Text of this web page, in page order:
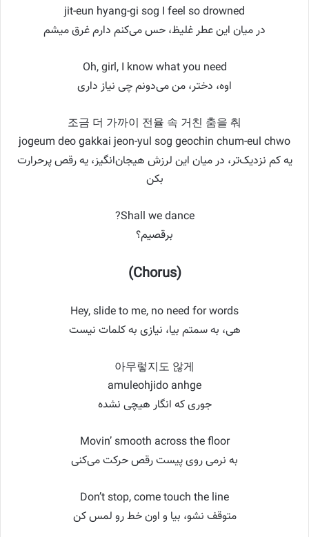
jit-eun hyang-gi sog I feel so drowned
در میان این عطر غلیظ، حس می‌کنم دارم غرق میشم
Oh, girl, I know what you need
اوه، دختر، من می‌دونم چی نیاز داری
조금 더 가까이 전율 속 거친 춤을 춰
jogeum deo gakkai jeon-yul sog geochin chum-eul chwo
یه کم نزدیک‌تر، در میان این لرزش هیجان‌انگیز، یه رقص پرحرارت
بکن
Shall we dance?
برقصیم؟
(Chorus)
Hey, slide to me, no need for words
هی، به سمتم بیا، نیازی به کلمات نیست
아무렇지도 않게
amuleohjido anhge
جوری که انگار هیچی نشده
Movin’ smooth across the floor
به نرمی روی پیست رقص حرکت می‌کنی
Don’t stop, come touch the line
متوقف نشو، بیا و اون خط رو لمس کن